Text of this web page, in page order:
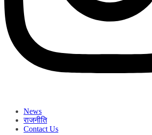
News
राजनीति
Contact Us